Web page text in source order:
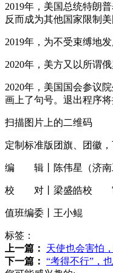
2019年，美国总统特朗
反而成为其他国家限制
2019年，为不受束缚地
2020年，美方又以所谓
2020年，美国国会参议
画上了句号。退出程序
扫描图片上的二维码
定制标准版团旗、团徽
编 辑丨陈伟星（济南
校 对丨梁盛皓校
值班编委丨王小鲲
标签：
上一篇：
天使也会害怕
下一篇： “考得不行”，